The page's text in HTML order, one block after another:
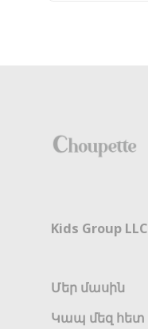
Kids Group LLC
Մեր մասին
Կապ մեզ հետ